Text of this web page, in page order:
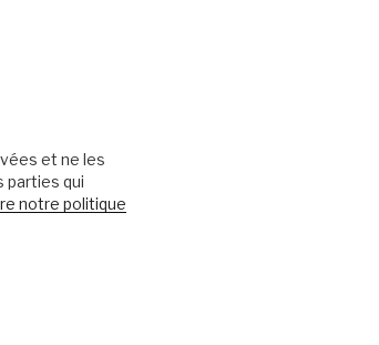
et ne les
parties qui
notre politique